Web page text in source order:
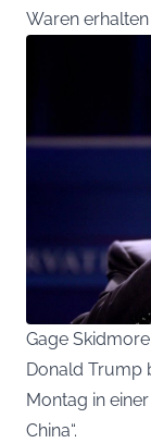
Waren erhalten
Gage
Donald Trump
Montag in
China“.